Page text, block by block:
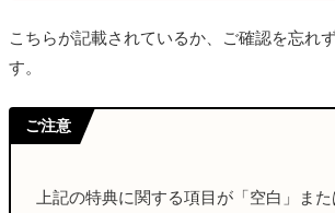
こちらが記載されているか、ご確認を忘れ
す。
ご注意
上記の特典に関する項目が「空白」ま